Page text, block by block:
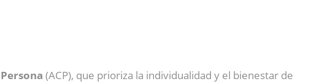
(ACP), que prioriza la individualidad y el bienestar de